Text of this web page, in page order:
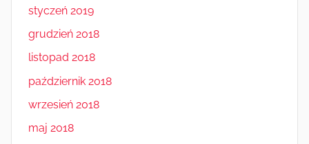
styczeń 2019
grudzień 2018
listopad 2018
październik 2018
wrzesień 2018
maj 2018